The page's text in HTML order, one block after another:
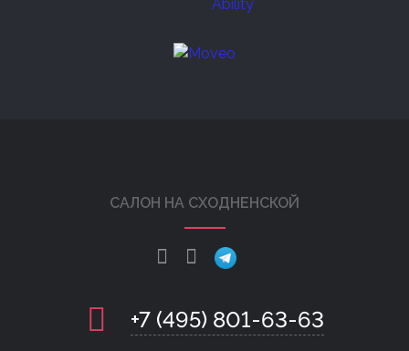
САЛОН НА СХОДНЕНСКОЙ
+7 (495) 801-63-63